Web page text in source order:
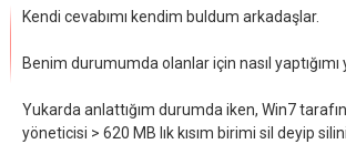
Kendi cevabımı kendim buldum arkadaşlar.
Benim durumumda olanlar için nasıl
Yukarda anlattığım durumda iken, Win7
yöneticisi > 620 MB lık kısım birimi sil deyip